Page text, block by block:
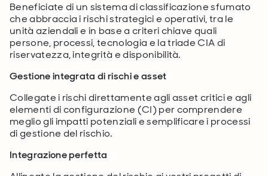
Beneficiate di un sistema di classificazione sfumato
che abbraccia i rischi strategici e operativi, tra le
unità aziendali e in base a criteri chiave quali
persone, processi, tecnologia e la triade CIA di
riservatezza, integrità e disponibilità.
Gestione integrata di rischi e asset
Collegate i rischi direttamente agli asset critici e agli
elementi di configurazione (CI) per comprendere
meglio gli impatti potenziali e semplificare i processi
di gestione del rischio.
Integrazione perfetta